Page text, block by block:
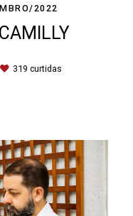
2022
319 curtidas